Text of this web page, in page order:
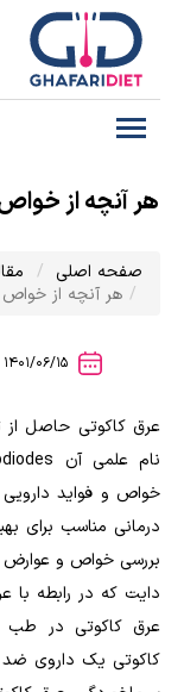
هر آنچه از
صفحه اصلی
هر آنچه از خواص
عرق کاکوتی حاصل
خواص و فواید
درمانی مناسب برای
بررسی خواص و عوارض
دایت که در رابطه با
عرق کاکوتی در طب
کاکوتی یک داروی ضد